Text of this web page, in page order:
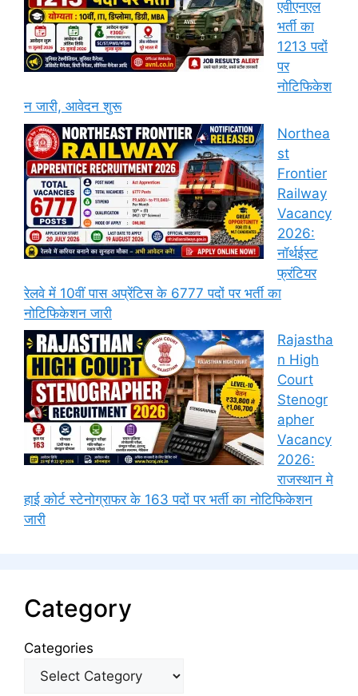
एवीएनएल
भर्ती का
1213 पदों
पर
नोटिफिकेश
न जारी, आवेदन शुरू
Northea
st
Frontier
Railway
Vacancy
2026:
नॉर्थईस्ट
फ्रंटियर
रेलवे में 10वीं पास अप्रेंटिस के 6777 पदों पर भर्ती का
नोटिफिकेशन जारी
Rajastha
n High
Court
Stenogr
apher
Vacancy
2026:
राजस्थान मे
हाई कोर्ट स्टेनोग्राफर के 163 पदों पर भर्ती का नोटिफिकेशन
जारी
Category
Categories